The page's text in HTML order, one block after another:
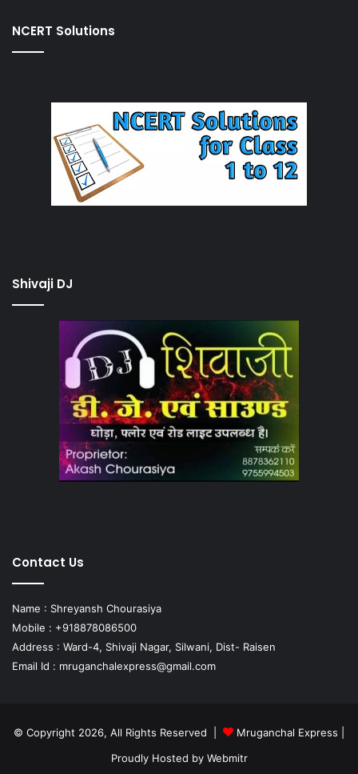
NCERT Solutions
Shivaji DJ
Contact Us
Name : Shreyansh Chourasiya
Mobile : +918878086500
Address : Ward-4, Shivaji Nagar, Silwani, Dist- Raisen
Email Id : mruganchalexpress@gmail.com
© Copyright 2026, All Rights Reserved | Mruganchal Express
Proudly Hosted by Webmitr